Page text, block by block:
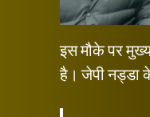
इस मौके पर
है। जेपी नड्डा